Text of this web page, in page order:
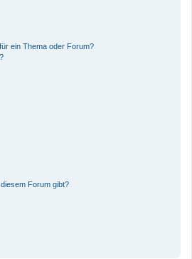
ein Thema oder Forum?
Forum gibt?